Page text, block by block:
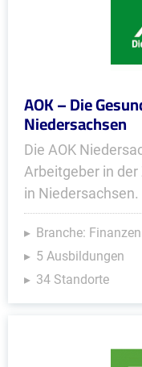
AOK – Die
Niedersachsen
Die AOK
Arbeitgeber in
in
Branche:
5 Ausbildungen
34 Standorte